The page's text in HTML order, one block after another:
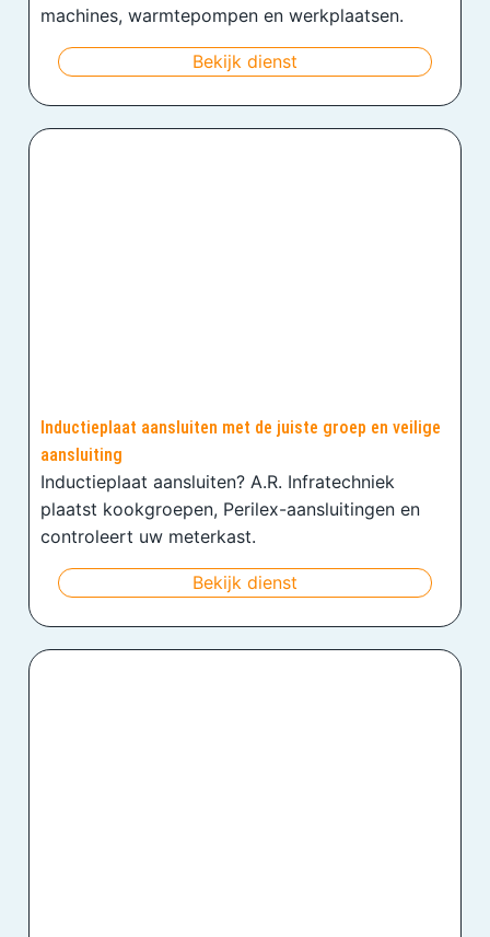
machines, warmtepompen en werkplaatsen.
Bekijk dienst
Inductieplaat aansluiten met de juiste groep en veilige
aansluiting
Inductieplaat aansluiten? A.R. Infratechniek
plaatst kookgroepen, Perilex-aansluitingen en
controleert uw meterkast.
Bekijk dienst